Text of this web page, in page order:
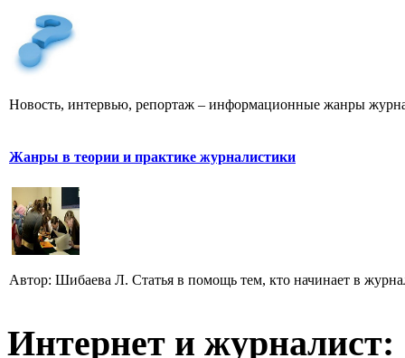
Новость, интервью, репортаж – информационные жанры
Жанры в теории и практике журналистики
Автор: Шибаева Л. Статья в помощь тем, кто начинает в
Интернет и журналист: